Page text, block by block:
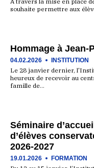
souhaite permettre aux
Hommage à Jean-
04.02.2026 INSTITUTION
Le 28 janvier dernier,
heureux de recevoir au
famille de…
Séminaire
d’élèves
2026-2027
19.01.2026 FORMATION